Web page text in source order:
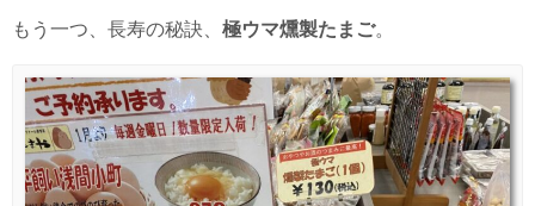
もう一つ、長寿の秘訣、 極ウマ燻製たまご。